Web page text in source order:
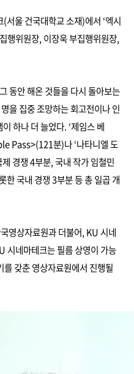
울 건국대학교 소재)에서 ‘엑시
행위원장, 이장욱 부집행위원장,
동안 해온 것들을 다시 돌아보는
을 집중 조망하는 회고전이나 인
하나 더 늘었다. ‘제임스 베
Pass>(121분)나 ‘나타니엘 도
경쟁 4부분, 국내 작가 임철민
한 국내 경쟁 3부분 등 총 일곱 개
영상자료원과 더불어, KU 시네
시네마테크는 필름 상영이 가능
갖춘 영상자료원에서 진행될